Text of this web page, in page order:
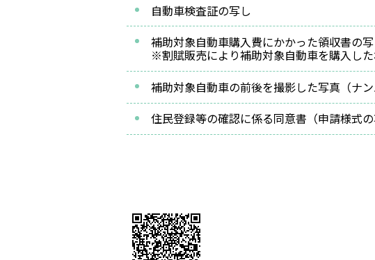
自動車検査証の写し
補助対象自動車購入費にかかった領収書の
※割賦販売により補助対象自動車を購入し
補助対象自動車の前後を撮影した写真（ナ
住民登録等の確認に係る同意書（申請様式の